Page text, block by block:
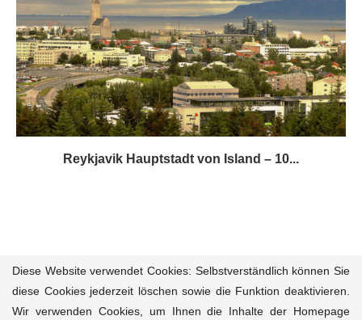
Reykjavik Hauptstadt von Island – 10...
Reisemagazin Reiseziele Reiseführer Natur-Tiere
Diese Website verwendet Cookies: Selbstverständlich können Sie
diese Cookies jederzeit löschen sowie die Funktion deaktivieren.
Wir verwenden Cookies, um Ihnen die Inhalte der Homepage